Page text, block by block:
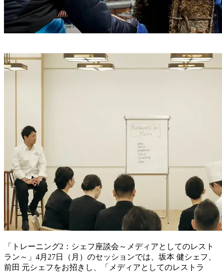
「トレーニング2：シェフ座談会～メディアとしてのレスト
ラン～」4月27日（月）のセッションでは、坂本 健シェフ、
前田 元シェフをお招きし、「メディアとしてのレストラ